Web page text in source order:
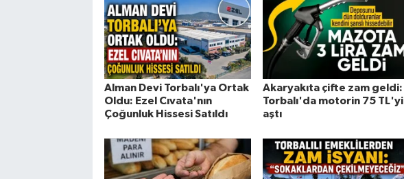
Alman Devi Torbalı'ya Ortak
Oldu: Ezel Cıvata'nın
Çoğunluk Hissesi Satıldı
Akaryakıta çifte zam geldi:
Torbalı'da motorin 75 TL'yi
aştı